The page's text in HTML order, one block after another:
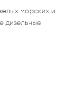
морских и
дизельные